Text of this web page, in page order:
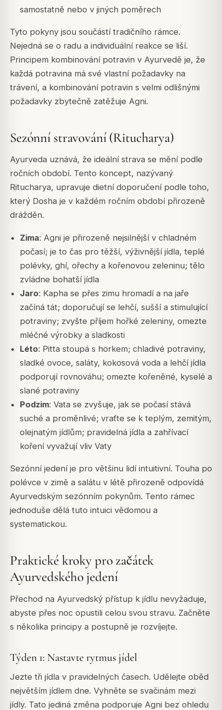
samostatně nebo v jiných poměrech
Tyto pokyny jsou součástí tradičního rámce.
Nejedná se o radu a individuální reakce se liší.
Principem kombinování potravin v Ayurvedě je, že
každá potravina má své vlastní požadavky na
trávení, a kombinování potravin s velmi odlišnými
požadavky zbytečně zatěžuje Agni.
Sezónní stravování (Ritucharya)
Ayurveda uznává, že ideální strava se mění podle
ročních období. Tento koncept, nazývaný
Ritucharya, upravuje dietní doporučení podle toho,
který Dosha je v každém ročním období přirozeně
drážděn.
Zima: Agni je přirozeně nejsilnější v chladném
počasí; je to čas pro těžší, výživnější jídla, teplé
polévky, ghí, ořechy a kořenovou zeleninu; tělo
zvládne bohatší jídla
Jaro: Kapha se přes zimu hromadí a na jaře
začíná tát; doporučují se lehčí, sušší a stimulující
potraviny; zvyšte příjem hořké zeleniny, omezte
mléčné výrobky a sladkosti
Léto: Pitta stoupá s horkem; chladivé potraviny,
sladké ovoce, saláty, kokosová voda a lehčí jídla
podporují rovnováhu; omezte kořeněné, kyselé a
slané potraviny
Podzim: Vata se zvyšuje, jak se počasí stává
suché a proměnlivé; vraťte se k teplým, zemitým,
olejnatým jídlům; pravidelná jídla a zahřívací
koření vyvažují vliv Vaty
Sezónní jedení je pro většinu lidí intuitivní. Touha po
polévce v zimě a salátu v létě přirozeně odpovídá
Ayurvedským sezónním pokynům. Tento rámec
jednoduše dělá tuto intuici vědomou a
systematickou.
Praktické kroky pro začátek
Ayurvedského jedení
Přechod na Ayurvedský přístup k jídlu nevyžaduje,
abyste přes noc opustili celou svou stravu. Začněte
s několika principy a postupně je rozvíjejte.
Týden 1: Nastavte rytmus jídel
Jezte tři jídla v pravidelných časech. Udělejte oběd
největším jídlem dne. Vyhněte se svačinám mezi
jídly. Tato jediná změna podporuje Agni bez ohledu